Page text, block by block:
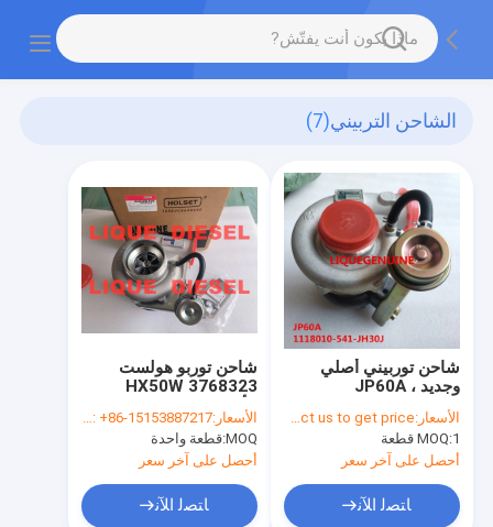
الشاحن التربيني(7)
شاحن توربو هولست
HX50W 3768323
الأصلي والجديد
الأسعار:WhatsApp/WeChat: +86-15153887217
MOQ: قطعة واحدة
أحصل على آخر سعر
ﺎﺘﺼﻟ ﺍﻶﻧ
شاحن توربيني أصلي
وجديد JP60A ،
1118010-541-JH30J ،
1118010541JH30J
الأسعار:Please contact us to get price.
MOQ:1 قطعة
أحصل على آخر سعر
ﺎﺘﺼﻟ ﺍﻶﻧ